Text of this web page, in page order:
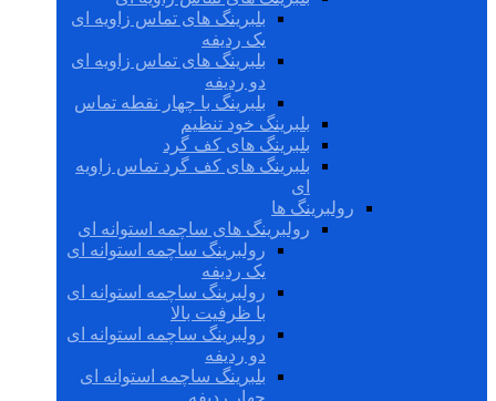
بلبرینگ های تماس زاویه ای
یک ردیفه
بلبرینگ های تماس زاویه ای
دو ردیفه
بلبرینگ با چهار نقطه تماس
بلبرینگ خود تنظیم
بلبرینگ های کف گرد
بلبرینگ های کف گرد تماس زاویه
ای
رولبرینگ ها
رولبرینگ های ساچمه استوانه ای
رولبرینگ ساچمه استوانه ای
یک ردیفه
رولبرینگ ساچمه استوانه ای
با ظرفیت بالا
رولبرینگ ساچمه استوانه ای
دو ردیفه
بلبرینگ ساچمه استوانه ای
چهار ردیفه